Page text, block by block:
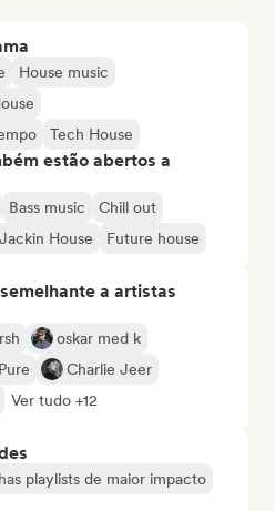
House music
Tech House
estão abertos a
Bass music
Chill out
House Future house
a artistas
oskar med k
Charlie Jeer
Ver tudo +12
playlists de maior impacto